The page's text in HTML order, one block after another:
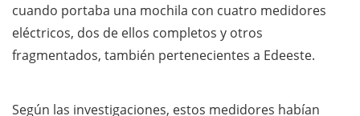
cuando portaba una mochila con cuatro medidores
eléctricos, dos de ellos completos y otros
fragmentados, también pertenecientes a Edeeste.
Según las investigaciones, estos medidores habían